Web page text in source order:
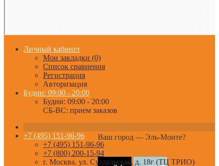
Личный кабинет
Мои закладки (0)
Список сравнения
Регистрация
Авторизация
Будни: 09:00 - 20:00
Будни: 09:00 - 20:00
СБ-ВС: прием заказов
Ваш город — Эль-Монте?
+7 (495) 151-96-96
+7 (495) 151-96-96
+7 (800) 200-15-94
г. Москва. ул. Суздальская, д. 18г (ТЦ ТРИО)